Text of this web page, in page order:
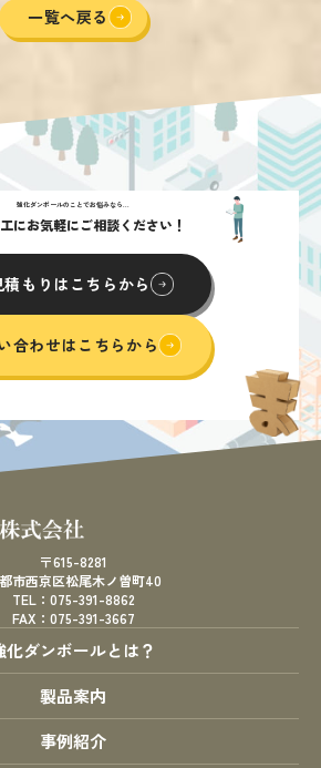
一覧へ戻る
強化ダンボールのことでお悩みなら...
にお気軽にご相談ください！
積もりはこちらから
合わせはこちらから
〒615-8281
市西京区松尾木ノ曽町40
TEL：075-391-8862
FAX：075-391-3667
化ダンボールとは？
製品案内
事例紹介